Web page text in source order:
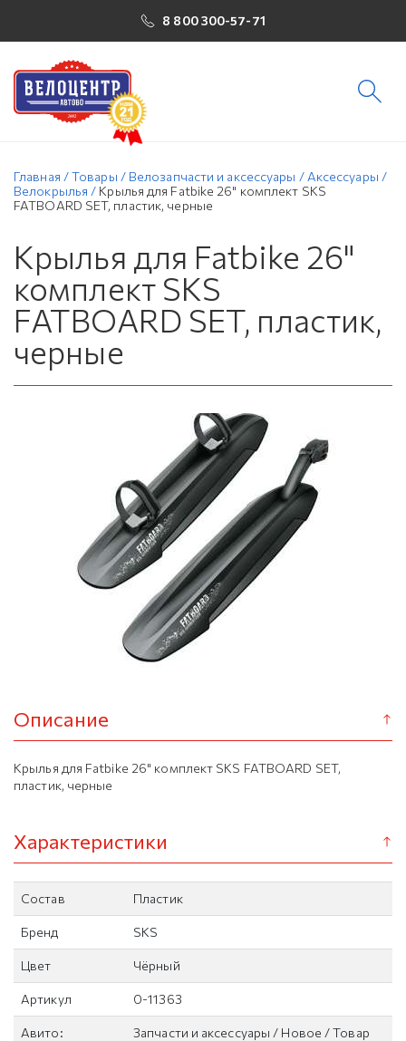
8 800 300-57-71
Главная /Товары / Велозапчасти и аксессуары / Аксессуары /
Велокрылья / Крылья для Fatbike 26" комплект SKS
FATBOARD SET, пластик, черные
Крылья для Fatbike 26"
комплект SKS
FATBOARD SET, пластик,
черные
Описание
Крылья для Fatbike 26" комплект SKS FATBOARD SET,
пластик, черные
Характеристики
Состав Пластик
Бренд SKS
Цвет Чёрный
Артикул 0-11363
Авито:
Запчасти и аксессуары / Новое / Товар